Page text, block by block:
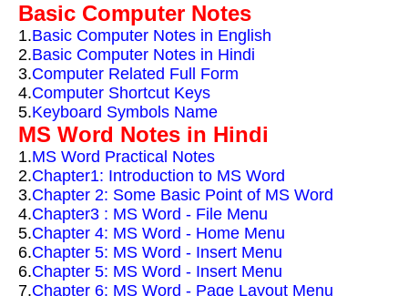
Basic Computer Notes
1.Basic Computer Notes in English
2.Basic Computer Notes in Hindi
3.Computer Related Full Form
4.Computer Shortcut Keys
5.Keyboard Symbols Name
MS Word Notes in Hindi
1.MS Word Practical Notes
2.Chapter1: Introduction to MS Word
3.Chapter 2: Some Basic Point of MS Word
4.Chapter3 : MS Word - File Menu
5.Chapter 4: MS Word - Home Menu
6.Chapter 5: MS Word - Insert Menu
6.Chapter 5: MS Word - Insert Menu
7.Chapter 6: MS Word - Page Layout Menu